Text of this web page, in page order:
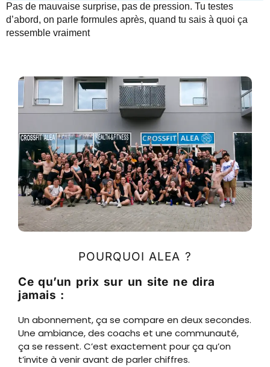
Pas de mauvaise surprise, pas de pression. Tu testes
d’abord, on parle formules après, quand tu sais à quoi ça
ressemble vraiment
POURQUOI ALEA ?
Ce qu’un prix sur un site ne dira
jamais :
Un abonnement, ça se compare en deux secondes.
Une ambiance, des coachs et une communauté,
ça se ressent. C’est exactement pour ça qu’on
t’invite à venir avant de parler chiffres.